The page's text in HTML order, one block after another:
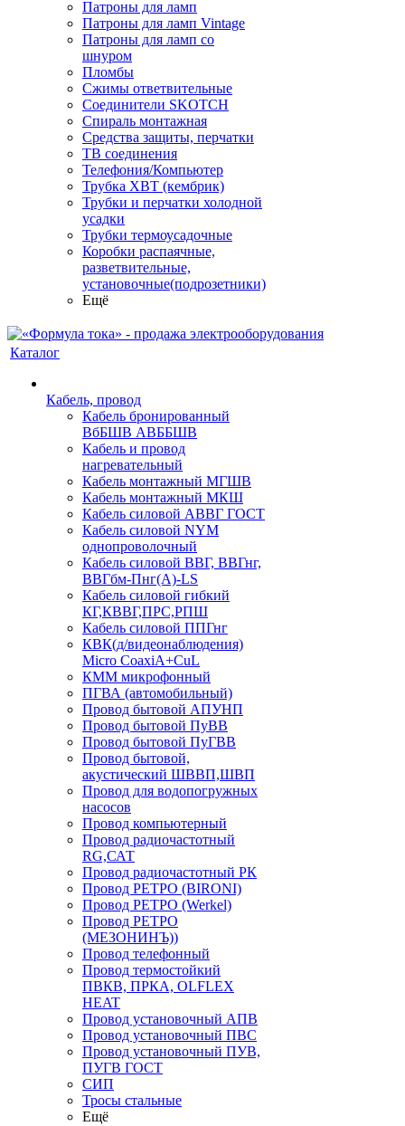
Патроны для ламп
Патроны для ламп Vintage
Патроны для ламп со
шнуром
Пломбы
Сжимы ответвительные
Соединители SKOTCH
Спираль монтажная
Средства защиты, перчатки
ТВ соединения
Телефония/Компьютер
Трубка ХВТ (кембрик)
Трубки и перчатки холодной
усадки
Трубки термоусадочные
Коробки распаячные,
разветвительные,
установочные(подрозетники)
Ещё
Каталог
Кабель, провод
Кабель бронированный
ВбБШВ АВББШВ
Кабель и провод
нагревательный
Кабель монтажный МГШВ
Кабель монтажный МКШ
Кабель силовой АВВГ ГОСТ
Кабель силовой NYM
однопроволочный
Кабель силовой ВВГ, ВВГнг,
ВВГбм-Пнг(А)-LS
Кабель силовой гибкий
КГ,КВВГ,ПРС,РПШ
Кабель силовой ППГнг
КВК(д/видеонаблюдения)
Micro CoaxiA+CuL
КММ микрофонный
ПГВА (автомобильный)
Провод бытовой АПУНП
Провод бытовой ПуВВ
Провод бытовой ПуГВВ
Провод бытовой,
акустический ШВВП,ШВП
Провод для водопогружных
насосов
Провод компьютерный
Провод радиочастотный
RG,САТ
Провод радиочастотный РК
Провод РЕТРО (BIRONI)
Провод РЕТРО (Werkel)
Провод РЕТРО
(МЕЗОНИНЪ))
Провод телефонный
Провод термостойкий
ПВКВ, ПРКА, OLFLEX
HEAT
Провод установочный АПВ
Провод установочный ПВС
Провод установочный ПУВ,
ПУГВ ГОСТ
СИП
Тросы стальные
Ещё